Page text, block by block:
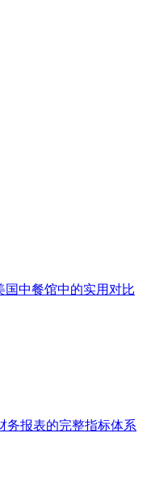
国中餐馆中的实用对比
务报表的完整指标体系